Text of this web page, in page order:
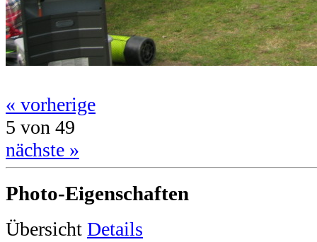
« vorherige
5 von 49
nächste »
Photo-Eigenschaften
Übersicht Details